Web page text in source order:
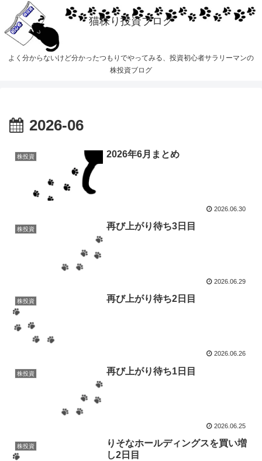
猫株り投資ブログ
よく分からないけど分かったつもりでやってみる、投資初心者サラリーマンの
株投資ブログ
2026-06
株投資 2026年6月まとめ
2026.06.30
株投資 再び上がり待ち3日目
2026.06.29
株投資 再び上がり待ち2日目
2026.06.26
株投資 再び上がり待ち1日目
2026.06.25
株投資
りそなホールディングスを買い増
し2日目